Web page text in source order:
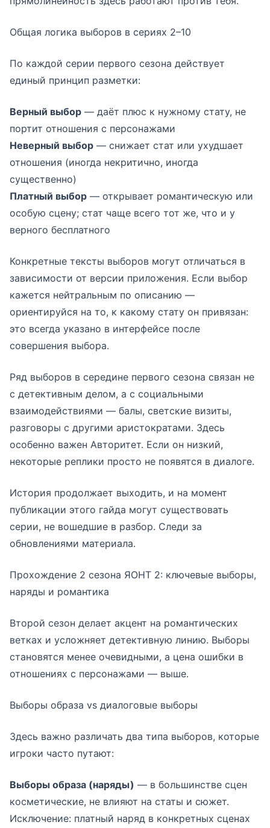
Общая логика выборов в сериях 2–10
По каждой серии первого сезона действует
единый принцип разметки:
Верный выбор — даёт плюс к нужному стату, не
портит отношения с персонажами
Неверный выбор — снижает стат или ухудшает
отношения (иногда некритично, иногда
существенно)
Платный выбор — открывает романтическую или
особую сцену; стат чаще всего тот же, что и у
верного бесплатного
Конкретные тексты выборов могут отличаться в
зависимости от версии приложения. Если выбор
кажется нейтральным по описанию —
ориентируйся на то, к какому стату он привязан:
это всегда указано в интерфейсе после
совершения выбора.
Ряд выборов в середине первого сезона связан не
с детективным делом, а с социальными
взаимодействиями — балы, светские визиты,
разговоры с другими аристократами. Здесь
особенно важен Авторитет. Если он низкий,
некоторые реплики просто не появятся в диалоге.
История продолжает выходить, и на момент
публикации этого гайда могут существовать
серии, не вошедшие в разбор. Следи за
обновлениями материала.
Прохождение 2 сезона ЯОНТ 2: ключевые выборы,
наряды и романтика
Второй сезон делает акцент на романтических
ветках и усложняет детективную линию. Выборы
становятся менее очевидными, а цена ошибки в
отношениях с персонажами — выше.
Выборы образа vs диалоговые выборы
Здесь важно различать два типа выборов, которые
игроки часто путают:
Выборы образа (наряды) — в большинстве сцен
косметические, не влияют на статы и сюжет.
Исключение: платный наряд в конкретных сценах